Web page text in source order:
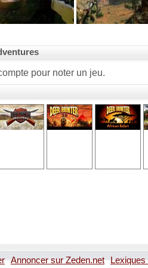
pour noter un jeu.
Annoncer sur Zeden.net Lexiques